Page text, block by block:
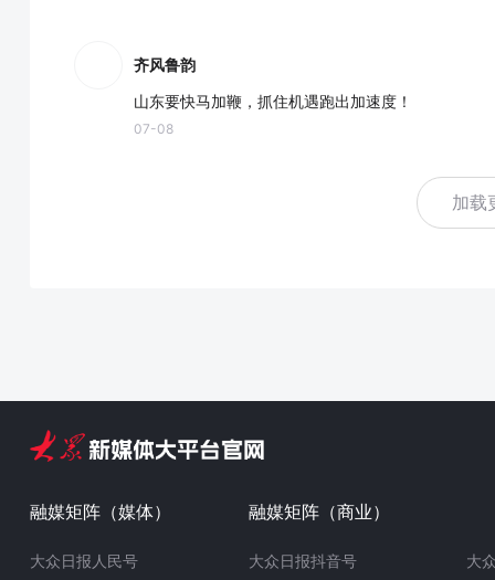
齐风鲁韵
山东要快马加鞭，抓住机遇跑出加速度！
07-08
加载
融媒矩阵（媒体）
大众日报人民号
融媒矩阵（商业）
大众日报抖音号 大